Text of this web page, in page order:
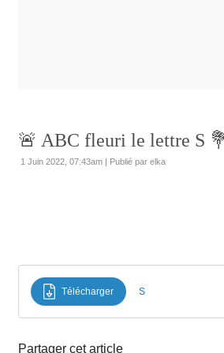
🚨 ABC fleuri le lettre S
1 Juin 2022, 07:43am | Publié par elka
Télécharger S
Partager cet article